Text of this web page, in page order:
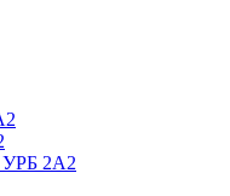
УРБ 2А2